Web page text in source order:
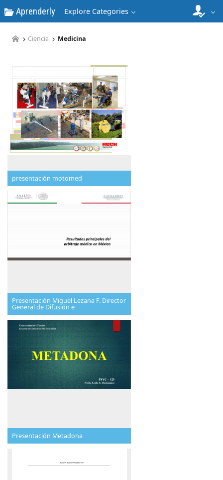
Aprenderly Explore Categories
Ciencia Medicina
presentación motomed
Presentación Miguel Lezana F. Director
General de Difusión e
Presentación Metadona